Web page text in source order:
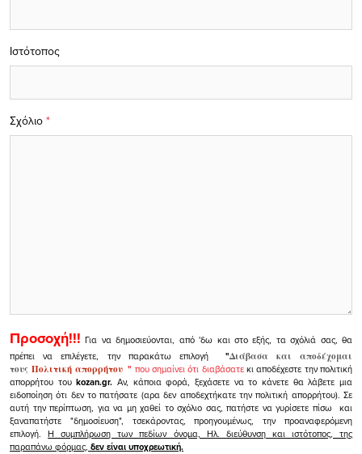
Σχόλιο *
Ιστότοπος
Προσοχή!!! Για να δημοσιεύονται, από 'δω και στο εξής, τα σχόλιά σας, θα
πρέπει να επιλέγετε, την παρακάτω επιλογή
"Διάβασα και αποδέχομαι
τουςΠολιτική απορρήτου" που σημαίνει ότι διαβάσατεκι αποδέχεστε την πολιτική
απορρήτου τουkozan.gr. Αν, κάποια φορά, ξεχάσετε να το κάνετε θα λάβετε μια
ειδοποίηση ότι δεν το πατήσατε (αρα δεν αποδεχτήκατε την πολιτική απορρήτου). Σε
αυτή την περίπτωση, για να μη χαθεί το σχόλιο σας, πατήστε να γυρίσετε πίσω και
ξαναπατήστε "δημοσίευση", τσεκάροντας, προηγουμένως, την προαναφερόμενη
επιλογή.Η συμπλήρωση των πεδίων όνομα, Ηλ. διεύθυνση και ιστότοπος, της
παραπάνω φόρμας, δεν είναι υποχρεωτική.